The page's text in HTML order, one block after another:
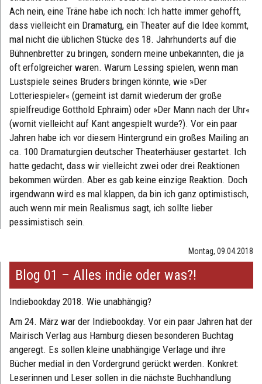
Ach nein, eine Träne habe ich noch: Ich hatte immer gehofft,
dass vielleicht ein Dramaturg, ein Theater auf die Idee kommt,
mal nicht die üblichen Stücke des 18. Jahrhunderts auf die
Bühnenbretter zu bringen, sondern meine unbekannten, die ja
oft erfolgreicher waren. Warum Lessing spielen, wenn man
Lustspiele seines Bruders bringen könnte, wie »Der
Lotteriespieler« (gemeint ist damit wiederum der große
spielfreudige Gotthold Ephraim) oder »Der Mann nach der Uhr«
(womit vielleicht auf Kant angespielt wurde?). Vor ein paar
Jahren habe ich vor diesem Hintergrund ein großes Mailing an
ca. 100 Dramaturgien deutscher Theaterhäuser gestartet. Ich
hatte gedacht, dass wir vielleicht zwei oder drei Reaktionen
bekommen würden. Aber es gab keine einzige Reaktion. Doch
irgendwann wird es mal klappen, da bin ich ganz optimistisch,
auch wenn mir mein Realismus sagt, ich sollte lieber
pessimistisch sein.
Montag, 09.04.2018
Blog 01 – Alles indie oder was?!
Indiebookday 2018. Wie unabhängig?
Am 24. März war der Indiebookday. Vor ein paar Jahren hat der
Mairisch Verlag aus Hamburg diesen besonderen Buchtag
angeregt. Es sollen kleine unabhängige Verlage und ihre
Bücher medial in den Vordergrund gerückt werden. Konkret:
Leserinnen und Leser sollen in die nächste Buchhandlung